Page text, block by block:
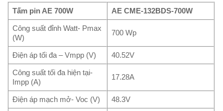
Tấm pin AE 700W AE CME-132BDS-700W
Công suất đỉnh Watt- Pmax
(W)
700 Wp
Điện áp tối đa – Vmpp (V) 40.52V
Công suất tối đa hiện tại-
Impp (A)
17.28A
Điện áp mạch mở- Voc (V) 48.3V